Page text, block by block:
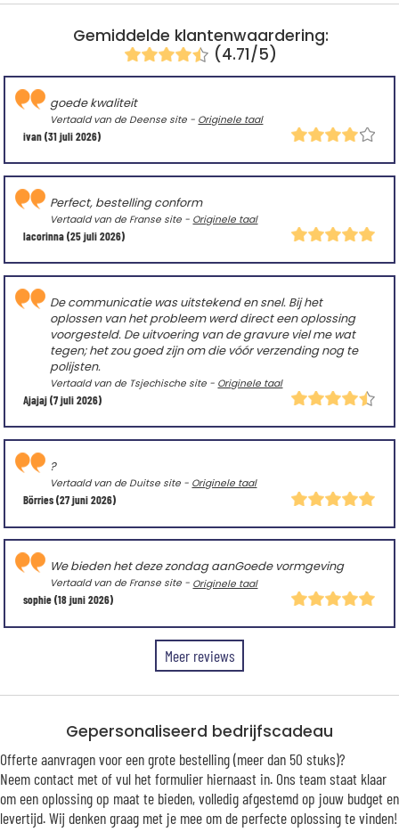
Gemiddelde klantenwaardering:
(4.71/5)
ivan(31 juli 2026)
goede kwaliteit
Vertaald van de Deense site - Originele taal
lacorinna(25 juli 2026)
Perfect, bestelling conform
Vertaald van de Franse site - Originele taal
Ajajaj(7 juli 2026)
De communicatie was uitstekend en snel. Bij het
oplossen van het probleem werd direct een oplossing
voorgesteld. De uitvoering van de gravure viel me wat
tegen; het zou goed zijn om die vóór verzending nog te
polijsten.
Vertaald van de Tsjechische site - Originele taal
Börries(27 juni 2026)
?
Vertaald van de Duitse site - Originele taal
sophie(18 juni 2026)
We bieden het deze zondag aanGoede vormgeving
Vertaald van de Franse site - Originele taal
Meer reviews
Gepersonaliseerd bedrijfscadeau
Offerte aanvragen voor een grote bestelling (meer dan 50 stuks)?
Neem contact met of vul het formulier hiernaast in. Ons team staat klaar
om een oplossing op maat te bieden, volledig afgestemd op jouw budget en
levertijd. Wij denken graag met je mee om de perfecte oplossing te vinden!